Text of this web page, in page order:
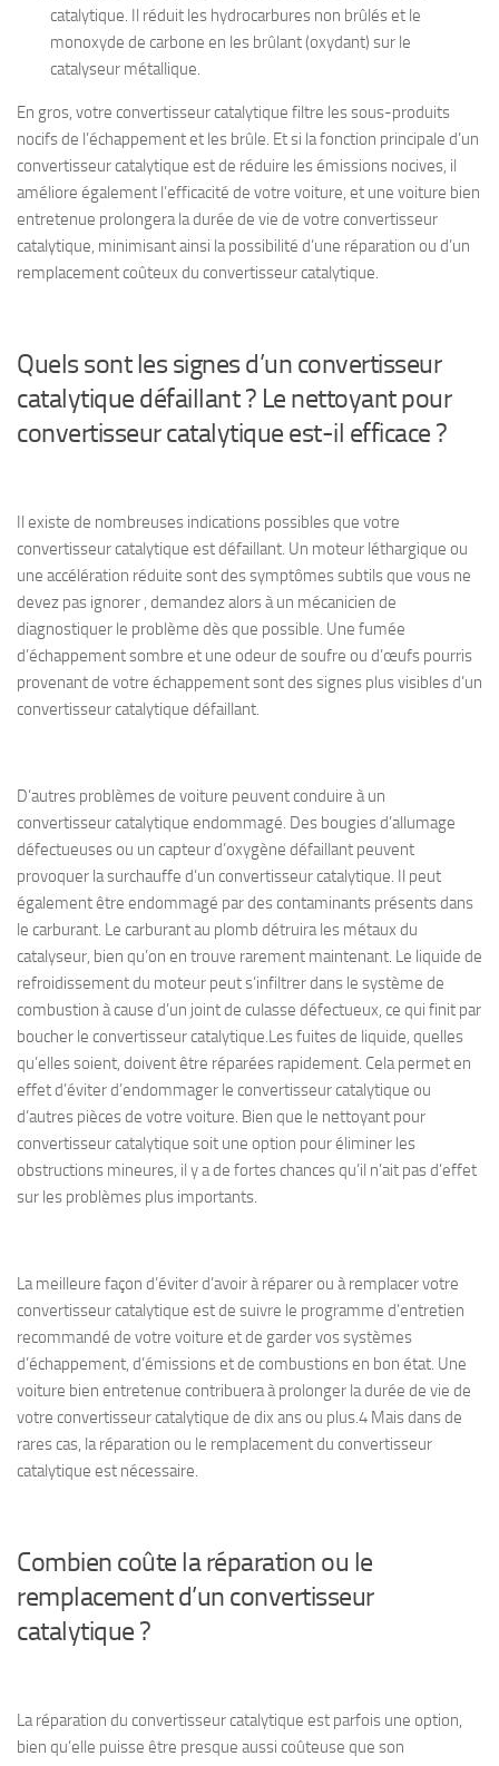
catalytique. Il réduit les hydrocarbures non brûlés et le
monoxyde de carbone en les brûlant (oxydant) sur le
catalyseur métallique.
En gros, votre convertisseur catalytique filtre les sous-produits
nocifs de l’échappement et les brûle. Et si la fonction principale d’un
convertisseur catalytique est de réduire les émissions nocives, il
améliore également l’efficacité de votre voiture, et une voiture bien
entretenue prolongera la durée de vie de votre convertisseur
catalytique, minimisant ainsi la possibilité d’une réparation ou d’un
remplacement coûteux du convertisseur catalytique.
Quels sont les signes d’un convertisseur
catalytique défaillant ? Le nettoyant pour
convertisseur catalytique est-il efficace ?
Il existe de nombreuses indications possibles que votre
convertisseur catalytique est défaillant. Un moteur léthargique ou
une accélération réduite sont des symptômes subtils que vous ne
devez pas ignorer , demandez alors à un mécanicien de
diagnostiquer le problème dès que possible. Une fumée
d’échappement sombre et une odeur de soufre ou d’œufs pourris
provenant de votre échappement sont des signes plus visibles d’un
convertisseur catalytique défaillant.
D’autres problèmes de voiture peuvent conduire à un
convertisseur catalytique endommagé. Des bougies d’allumage
défectueuses ou un capteur d’oxygène défaillant peuvent
provoquer la surchauffe d’un convertisseur catalytique. Il peut
également être endommagé par des contaminants présents dans
le carburant. Le carburant au plomb détruira les métaux du
catalyseur, bien qu’on en trouve rarement maintenant. Le liquide de
refroidissement du moteur peut s’infiltrer dans le système de
combustion à cause d’un joint de culasse défectueux, ce qui finit par
boucher le convertisseur catalytique.Les fuites de liquide, quelles
qu’elles soient, doivent être réparées rapidement. Cela permet en
effet d’éviter d’endommager le convertisseur catalytique ou
d’autres pièces de votre voiture. Bien que le nettoyant pour
convertisseur catalytique soit une option pour éliminer les
obstructions mineures, il y a de fortes chances qu’il n’ait pas d’effet
sur les problèmes plus importants.
La meilleure façon d’éviter d’avoir à réparer ou à remplacer votre
convertisseur catalytique est de suivre le programme d’entretien
recommandé de votre voiture et de garder vos systèmes
d’échappement, d’émissions et de combustions en bon état. Une
voiture bien entretenue contribuera à prolonger la durée de vie de
votre convertisseur catalytique de dix ans ou plus.4 Mais dans de
rares cas, la réparation ou le remplacement du convertisseur
catalytique est nécessaire.
Combien coûte la réparation ou le
remplacement d’un convertisseur
catalytique ?
La réparation du convertisseur catalytique est parfois une option,
bien qu’elle puisse être presque aussi coûteuse que son